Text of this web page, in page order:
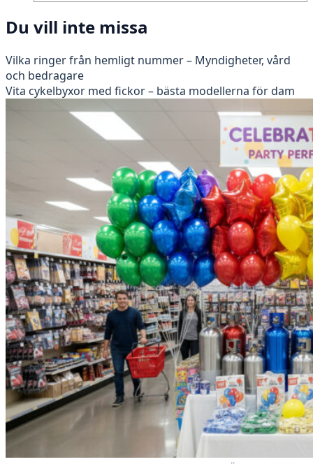
Du vill inte missa
Vilka ringer från hemligt nummer – Myndigheter, vård
och bedragare
Vita cykelbyxor med fickor – bästa modellerna för dam